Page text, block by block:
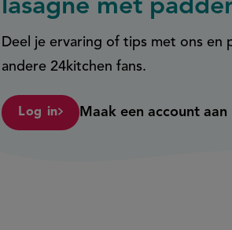
lasagne met
Deel je ervaring of tips met ons en
andere 24kitchen fans.
Log in Maak een account aan